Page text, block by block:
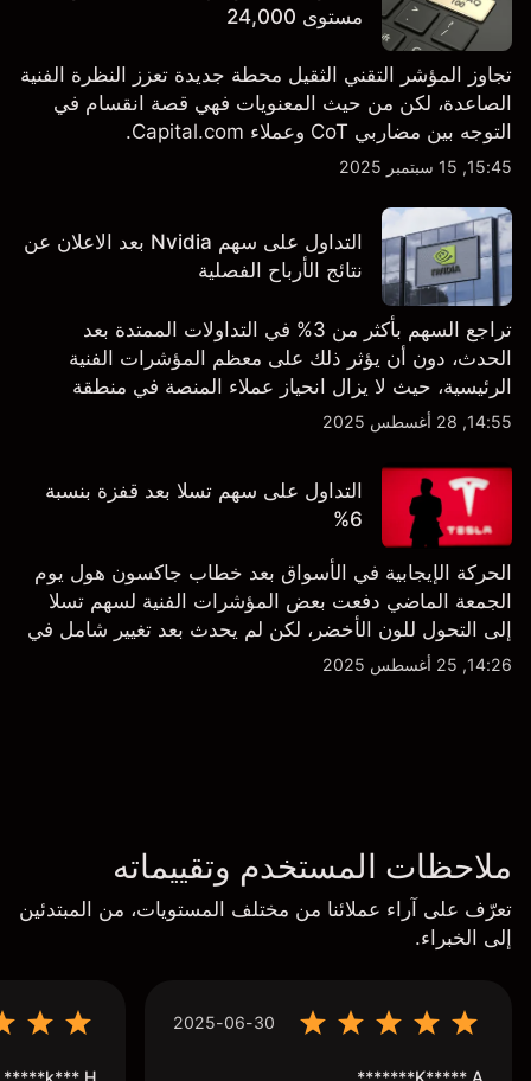
مستوى 24,000
تجاوز المؤشر التقني الثقيل محطة جديدة تعزز النظرة الفنية
الصاعدة، لكن من حيث المعنويات فهي قصة انقسام في
التوجه بين مضاربي CoT وعملاء Capital.com.
15:45, 15 سبتمبر 2025
التداول على سهم Nvidia بعد الاعلان عن
نتائج الأرباح الفصلية
تراجع السهم بأكثر من 3% في التداولات الممتدة بعد
الحدث، دون أن يؤثر ذلك على معظم المؤشرات الفنية
الرئيسية، حيث لا يزال انحياز عملاء المنصة في منطقة
الشراء المفرط.
14:55, 28 أغسطس 2025
التداول على سهم تسلا بعد قفزة بنسبة
6%
الحركة الإيجابية في الأسواق بعد خطاب جاكسون هول يوم
الجمعة الماضي دفعت بعض المؤشرات الفنية لسهم تسلا
إلى التحول للون الأخضر، لكن لم يحدث بعد تغيير شامل في
النظرة الفنية سواء على الإطار اليومي أو الأسبوعي.
14:26, 25 أغسطس 2025
ملاحظات المستخدم وتقييماته
تعرّف على آراء عملائنا من مختلف المستويات، من المبتدئين
إلى الخبراء.
2025-06-30
K***** A*******
k*** H*****